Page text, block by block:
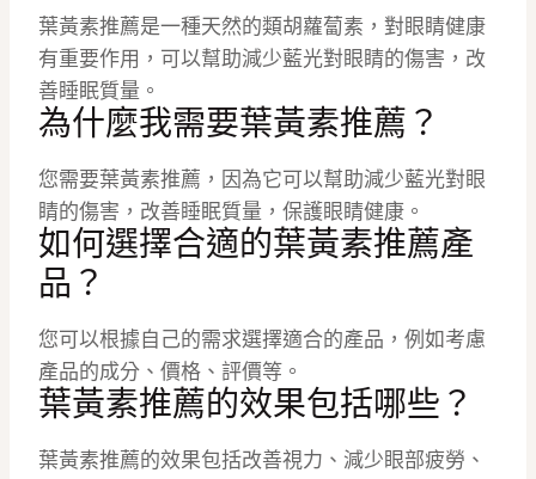
葉黃素推薦是一種天然的類胡蘿蔔素，對眼睛健康
有重要作用，可以幫助減少藍光對眼睛的傷害，改
善睡眠質量。
為什麼我需要葉黃素推薦？
您需要葉黃素推薦，因為它可以幫助減少藍光對眼
睛的傷害，改善睡眠質量，保護眼睛健康。
如何選擇合適的葉黃素推薦產
品？
您可以根據自己的需求選擇適合的產品，例如考慮
產品的成分、價格、評價等。
葉黃素推薦的效果包括哪些？
葉黃素推薦的效果包括改善視力、減少眼部疲勞、